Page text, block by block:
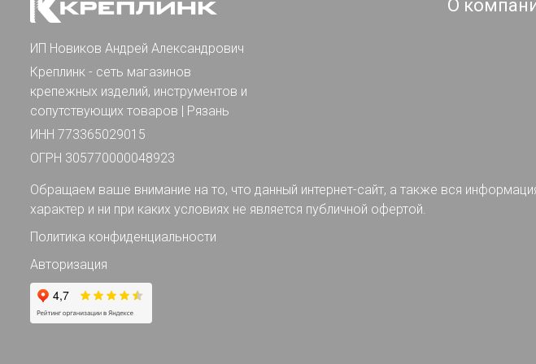
ИП Новиков Андрей Александрович
Креплинк - сеть магазинов
крепежных изделий, инструментов и
сопутствующих товаров | Рязань
ИНН 773365029015
ОГРН 305770000048923
О
Обращаем ваше внимание на то, что данный интернет-сайт, а также вся
характер и ни при каких условиях не является публичной офертой.
Политика конфиденциальности
Авторизация